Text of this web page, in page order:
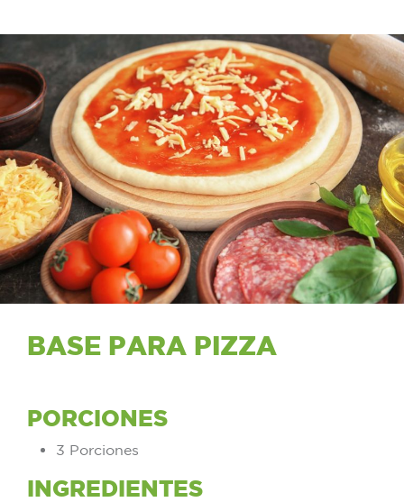
BASE PARA PIZZA
PORCIONES
3 Porciones
INGREDIENTES